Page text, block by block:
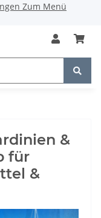
Zum Menü
&
für
&